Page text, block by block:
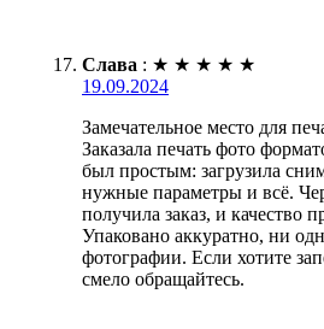
Слава : ★ ★ ★ ★ ★
19.09.2024
Замечательное место для
Заказала печать фото
был простым: загрузила
нужные параметры и всё.
получила заказ, и качество
Упаковано аккуратно, ни
фотографии. Если хотите
смело обращайтесь.